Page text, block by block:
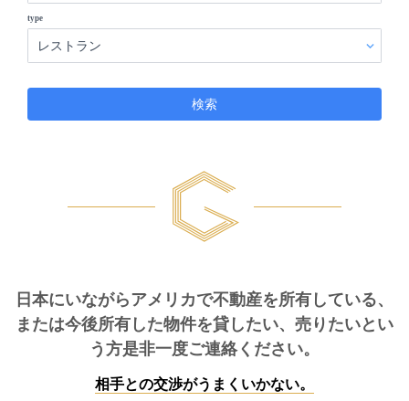
type
検索
日本にいながらアメリカで不動産を所有している、
または今後所有した物件を貸したい、売りたいとい
う方是非一度ご連絡ください。
相手との交渉がうまくいかない。